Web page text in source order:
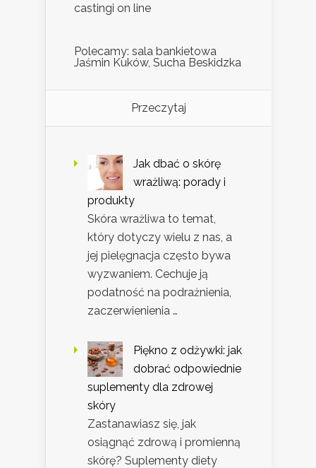
castingi on line
Polecamy: sala bankietowa
Jaśmin Kuków, Sucha Beskidzka
Przeczytaj
Jak dbać o skórę
wrażliwą: porady i
produkty
Skóra wrażliwa to temat,
który dotyczy wielu z nas, a
jej pielęgnacja często bywa
wyzwaniem. Cechuje ją
podatność na podrażnienia,
zaczerwienienia …
Piękno z odżywki: jak
dobrać odpowiednie
suplementy dla zdrowej
skóry
Zastanawiasz się, jak
osiągnąć zdrową i promienną
skórę? Suplementy diety